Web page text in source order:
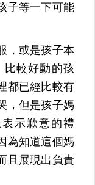
子等一下可能
，或是孩子本
比較好動的孩
都已經比較有
，但是孩子媽
示歉意的禮
為知道這個媽
且展現出負責